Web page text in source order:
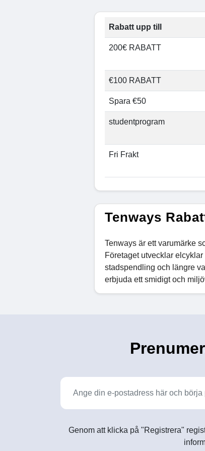
Rabatt upp till
200€ RABATT
€100 RABATT
Spara €50
studentprogram
Fri Frakt
Tenways
Tenways är ett varumärke
Företaget utvecklar
stadspendling och längre
erbjuda ett smidigt och
Genom att klicka på "Registrera"